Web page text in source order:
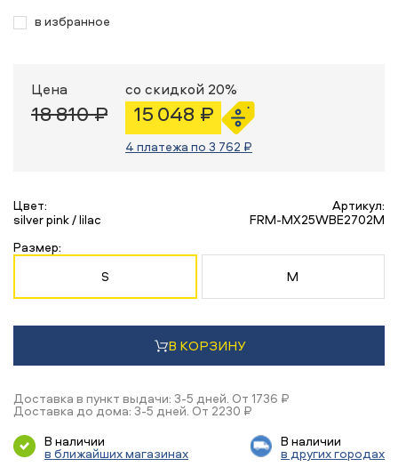
в избранное
Цена
18 810 ₽
со скидкой 20%
15 048 ₽
4 платежа по 3 762 ₽
Цвет:
silver pink / lilac
Артикул:
FRM-MX25WBE2702M
Размер:
S
M
В КОРЗИНУ
Доставка в пункт выдачи: 3-5 дней. От 1736 ₽
Доставка до дома: 3-5 дней. От 2230 ₽
В наличии
в ближайших магазинах
В наличии
в других городах